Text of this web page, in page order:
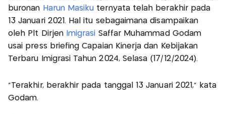
buronan Harun Masiku ternyata telah berakhir pada
13 Januari 2021. Hal itu sebagaimana disampaikan
oleh Plt Dirjen Imigrasi Saffar Muhammad Godam
usai press briefing Capaian Kinerja dan Kebijakan
Terbaru Imigrasi Tahun 2024, Selasa (17/12/2024).
"Terakhir, berakhir pada tanggal 13 Januari 2021," kata
Godam.